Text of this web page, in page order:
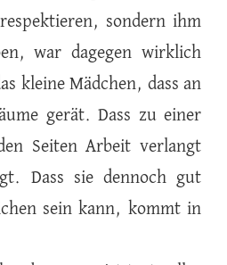
sondern ihm
war dagegen wirklich
kleine Mädchen, dass an
gerät. Dass zu einer
Seiten Arbeit verlangt
Dass sie dennoch gut
sein kann, kommt in